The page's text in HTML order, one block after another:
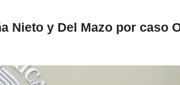
Nieto y Del Mazo por caso